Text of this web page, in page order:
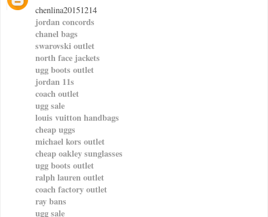
chenlina20151214
jordan concords
chanel bags
swarovski outlet
north face jackets
ugg boots outlet
jordan 11s
coach outlet
ugg sale
louis vuitton handbags
cheap uggs
michael kors outlet
cheap oakley sunglasses
ugg boots outlet
ralph lauren outlet
coach factory outlet
ray bans
ugg sale